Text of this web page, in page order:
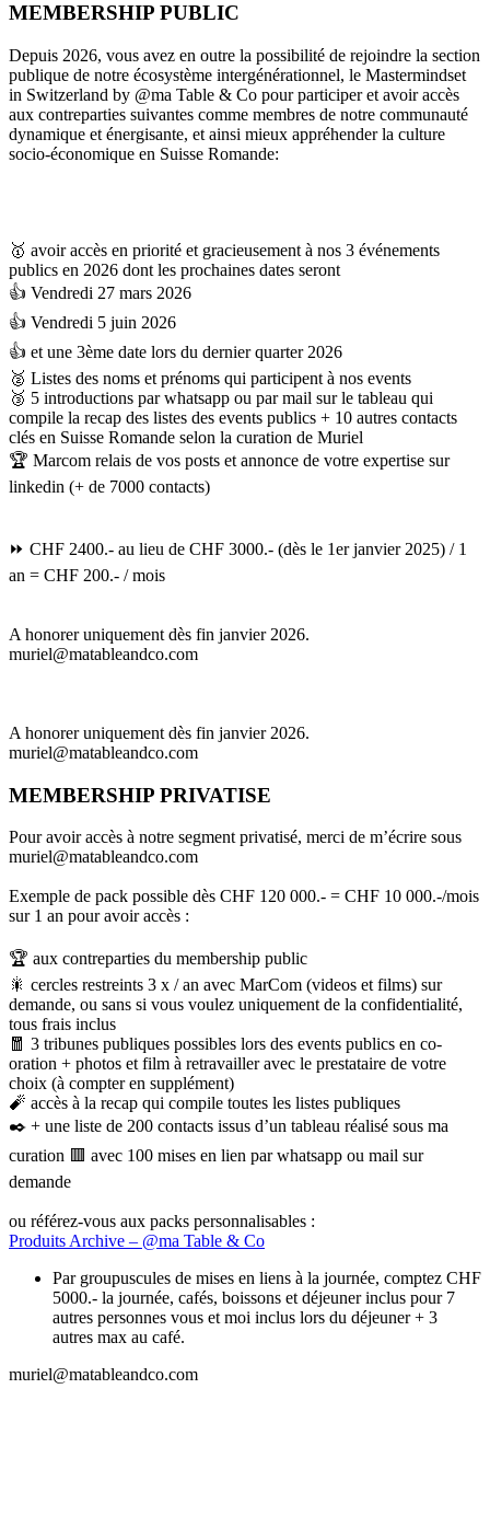
MEMBERSHIP PUBLIC
Depuis 2026, vous avez en outre la possibilité de rejoindre la section
publique de notre écosystème intergénérationnel, le Mastermindset
in Switzerland by @ma Table & Co pour participer et avoir accès
aux contreparties suivantes comme membres de notre communauté
dynamique et énergisante, et ainsi mieux appréhender la culture
socio-économique en Suisse Romande:
🥇 avoir accès en priorité et gracieusement à nos 3 événements
publics en 2026 dont les prochaines dates seront
👍 Vendredi 27 mars 2026
👍 Vendredi 5 juin 2026
👍 et une 3ème date lors du dernier quarter 2026
🥈 Listes des noms et prénoms qui participent à nos events
🥉 5 introductions par whatsapp ou par mail sur le tableau qui
compile la recap des listes des events publics + 10 autres contacts
clés en Suisse Romande selon la curation de Muriel
🏆 Marcom relais de vos posts et annonce de votre expertise sur
linkedin (+ de 7000 contacts)
⏩ CHF 2400.- au lieu de CHF 3000.- (dès le 1er janvier 2025) / 1
an = CHF 200.- / mois
A honorer uniquement dès fin janvier 2026.
muriel@matableandco.com
A honorer uniquement dès fin janvier 2026.
muriel@matableandco.com
MEMBERSHIP PRIVATISE
Pour avoir accès à notre segment privatisé, merci de m’écrire sous
muriel@matableandco.com
Exemple de pack possible dès CHF 120 000.- = CHF 10 000.-/mois
sur 1 an pour avoir accès :
🏆 aux contreparties du membership public
🎇 cercles restreints 3 x / an avec MarCom (videos et films) sur
demande, ou sans si vous voulez uniquement de la confidentialité,
tous frais inclus
🧧 3 tribunes publiques possibles lors des events publics en co-
oration + photos et film à retravailler avec le prestataire de votre
choix (à compter en supplément)
🧨 accès à la recap qui compile toutes les listes publiques
✒️ + une liste de 200 contacts issus d’un tableau réalisé sous ma
curation 🟥 avec 100 mises en lien par whatsapp ou mail sur
demande
ou référez-vous aux packs personnalisables :
Produits Archive – @ma Table & Co
Par groupuscules de mises en liens à la journée, comptez CHF
5000.- la journée, cafés, boissons et déjeuner inclus pour 7
autres personnes vous et moi inclus lors du déjeuner + 3
autres max au café.
muriel@matableandco.com